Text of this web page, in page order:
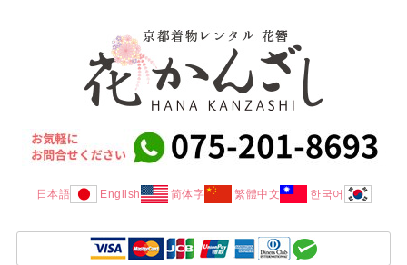
日本語 English 简体字 繁體中文 한국어